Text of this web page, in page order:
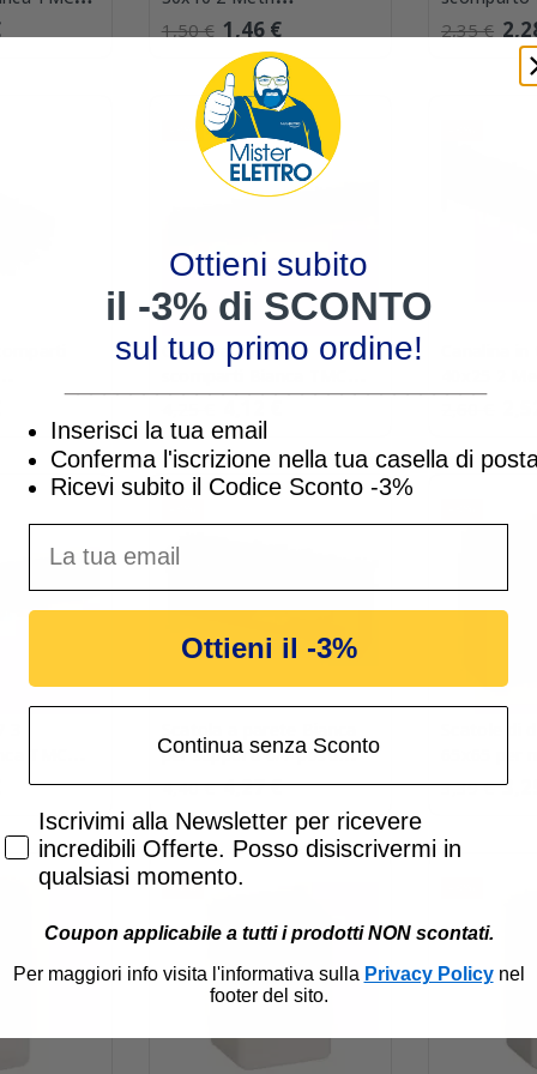
Elettrocanali ECMC3010B
1,50 € 1,46 €
30/1x10 W
2,35 €
-3%
Canalina 40x17 2
40/2x17 W
Canalina
TMC
per supporti 6/7 posti
Elettrocanali ECSPA90B
4,40 € 4,27 €
Scatole di
65x65 per
Bocchiotti
3,39 €
-3%
Ottieni subito
il -3% di SCONTO
sul tuo primo ordine!
Inserisci la tua email
Conferma l'iscrizione nella tua casella di
Ricevi subito il Codice Sconto -3%
Ottieni il -3%
Continua senza Sconto
Accetta di ricevere email promozionali
Iscrivimi alla Newsletter per ricevere
incredibili Offerte. Posso disiscrivermi in
qualsiasi momento.
Coupon applicabile a tutti i prodotti NON scontati.
Per maggiori info visita l'informativa sulla Privacy Policynel
footer del sito.